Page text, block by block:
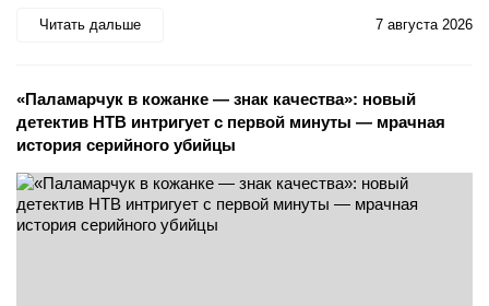
Читать дальше 7 августа 2026
«Паламарчук в кожанке — знак качества»: новый
детектив НТВ интригует с первой минуты — мрачная
история серийного убийцы